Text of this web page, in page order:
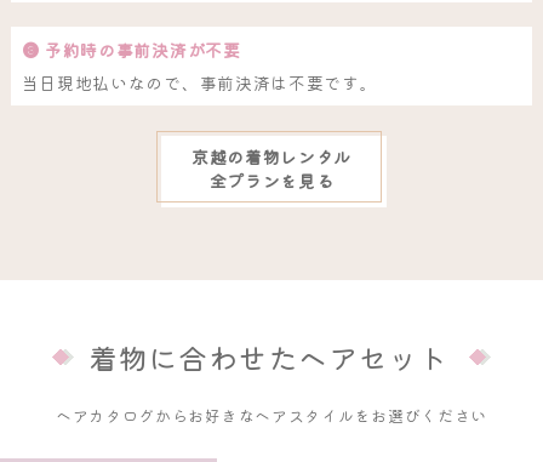
❸ 予約時の事前決済が不要
当日現地払いなので、事前決済は不要です。
京越の着物レンタル
全プランを見る
着物に合わせたヘアセット
ヘアカタログからお好きなヘアスタイルをお選びください